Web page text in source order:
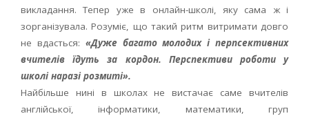
викладання. Тепер уже в онлайн-школі, яку сама ж і
зорганізувала. Розуміє, що такий ритм витримати довго
не вдасться: «Дуже багато молодих і перпсективних
вчителів їдуть за кордон. Перспективи роботи у
школі наразі розмиті».
Найбільше нині в школах не вистачає саме вчителів
англійської, інформатики, математики, груп